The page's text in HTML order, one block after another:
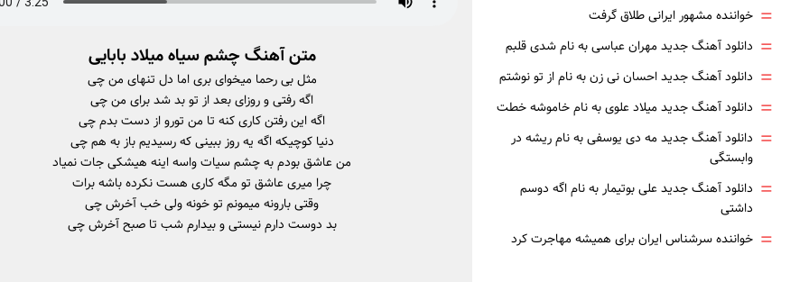
متن آهنگ چشم سیاه میلاد بابایی
مثل بی رحما میخوای بری اما دل تنهای من چی
اگه رفتی و روزای بعد از تو بد شد برای من چی
اگه این رفتن کاری کنه تا من تورو از دست بدم چی
دنیا کوچیکه اگه یه روز ببینی که رسیدیم باز به هم چی
من عاشق بودم به چشم سیات واسه اینه هیشکی جات نمیاد
چرا میری عاشق تو مگه کاری هست نکرده باشه برات
وقتی بارونه میمونم تو خونه ولی خب آخرش چی
بد دوست دارم نیستی و بیدارم شب تا صبح آخرش چی
= خواننده مشهور ایرانی طلاق گرفت
= دانلود آهنگ جدید مهران عباسی به نام شدی قلبم
= دانلود آهنگ جدید احسان نی زن به نام از تو نوشتم
= دانلود آهنگ جدید میلاد علوی به نام خاموشه خطت
= دانلود آهنگ جدید مه دی یوسفی به نام ریشه در
وابستگی
= دانلود آهنگ جدید علی بوتیمار به نام اگه دوسم
داشتی
= خواننده سرشناس ایران برای همیشه مهاجرت کرد